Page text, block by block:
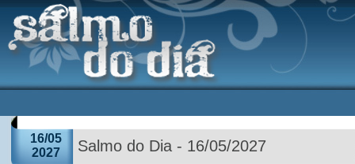
16/05
2027
Salmo do Dia - 16/05/2027